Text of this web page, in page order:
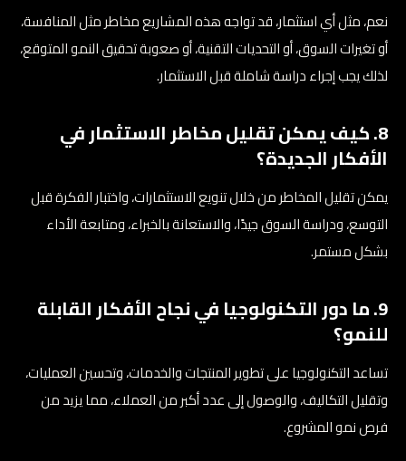
نعم، مثل أي استثمار، قد تواجه هذه المشاريع مخاطر مثل المنافسة،
أو تغيرات السوق، أو التحديات التقنية، أو صعوبة تحقيق النمو المتوقع،
لذلك يجب إجراء دراسة شاملة قبل الاستثمار.
8. كيف يمكن تقليل مخاطر الاستثمار في
الأفكار الجديدة؟
يمكن تقليل المخاطر من خلال تنويع الاستثمارات، واختبار الفكرة قبل
التوسع، ودراسة السوق جيدًا، والاستعانة بالخبراء، ومتابعة الأداء
بشكل مستمر.
9. ما دور التكنولوجيا في نجاح الأفكار القابلة
للنمو؟
تساعد التكنولوجيا على تطوير المنتجات والخدمات، وتحسين العمليات،
وتقليل التكاليف، والوصول إلى عدد أكبر من العملاء، مما يزيد من
فرص نمو المشروع.